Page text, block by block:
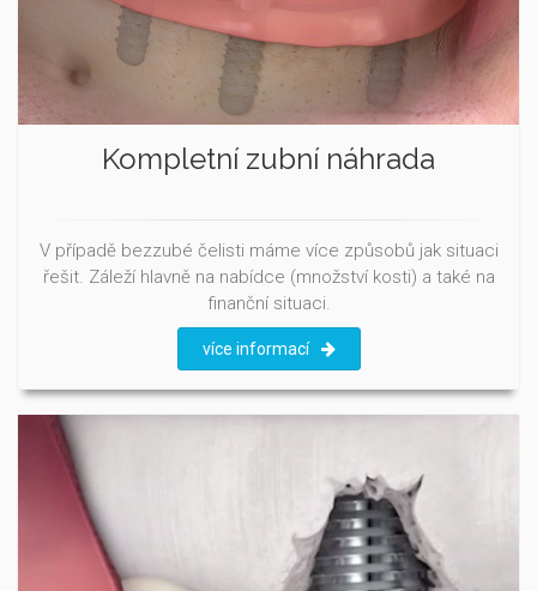
Kompletní zubní náhrada
V případě bezzubé čelisti máme více způsobů jak situaci
řešit. Záleží hlavně na nabídce (množství kosti) a také na
finanční situaci.
více informací